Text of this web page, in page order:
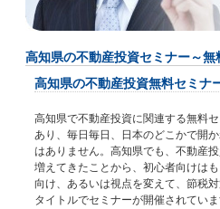
高知県の不動産投資セミナー～無
高知県の不動産投資無料セミナ
高知県で不動産投資に関連する無料
あり、毎日毎日、日本のどこかで開
はありません。高知県でも、不動産
増えてきたことから、初心者向けは
向け、あるいは視点を変えて、節税
タイトルでセミナーが開催されてい